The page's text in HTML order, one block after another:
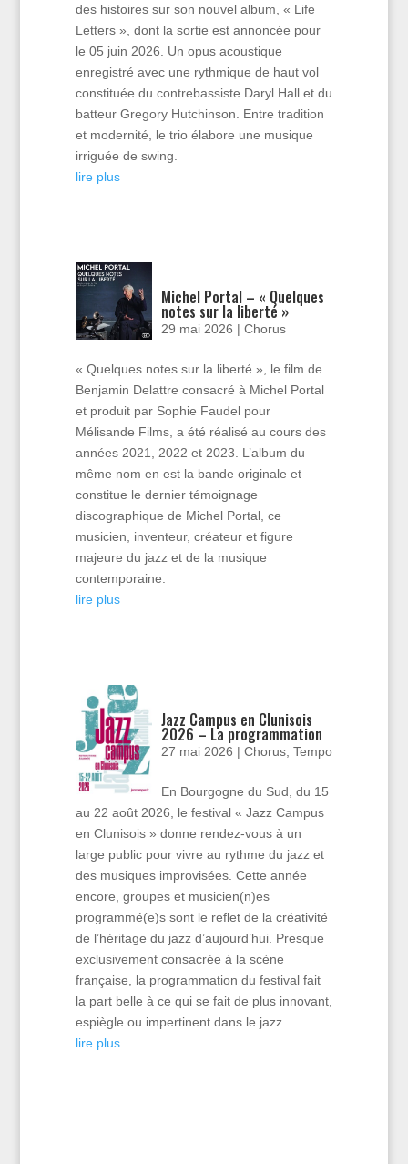
des histoires sur son nouvel album, « Life
Letters », dont la sortie est annoncée pour
le 05 juin 2026. Un opus acoustique
enregistré avec une rythmique de haut vol
constituée du contrebassiste Daryl Hall et du
batteur Gregory Hutchinson. Entre tradition
et modernité, le trio élabore une musique
irriguée de swing.
lire plus
Michel Portal – « Quelques
notes sur la liberté »
29 mai 2026 |Chorus
« Quelques notes sur la liberté », le film de
Benjamin Delattre consacré à Michel Portal
et produit par Sophie Faudel pour
Mélisande Films, a été réalisé au cours des
années 2021, 2022 et 2023. L’album du
même nom en est la bande originale et
constitue le dernier témoignage
discographique de Michel Portal, ce
musicien, inventeur, créateur et figure
majeure du jazz et de la musique
contemporaine.
lire plus
Jazz Campus en Clunisois
2026 – La programmation
27 mai 2026 |Chorus ,Tempo
En Bourgogne du Sud, du 15
au 22 août 2026, le festival « Jazz Campus
en Clunisois » donne rendez-vous à un
large public pour vivre au rythme du jazz et
des musiques improvisées. Cette année
encore, groupes et musicien(n)es
programmé(e)s sont le reflet de la créativité
de l’héritage du jazz d’aujourd’hui. Presque
exclusivement consacrée à la scène
française, la programmation du festival fait
la part belle à ce qui se fait de plus innovant,
espiègle ou impertinent dans le jazz.
lire plus